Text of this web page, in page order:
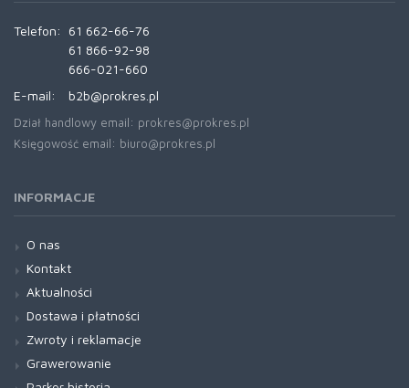
Telefon:
61 662-66-76
61 866-92-98
666-021-660
E-mail:
b2b@prokres.pl
Dział handlowy email: prokres@prokres.pl
Księgowość email: biuro@prokres.pl
INFORMACJE
O nas
Kontakt
Aktualności
Dostawa i płatności
Zwroty i reklamacje
Grawerowanie